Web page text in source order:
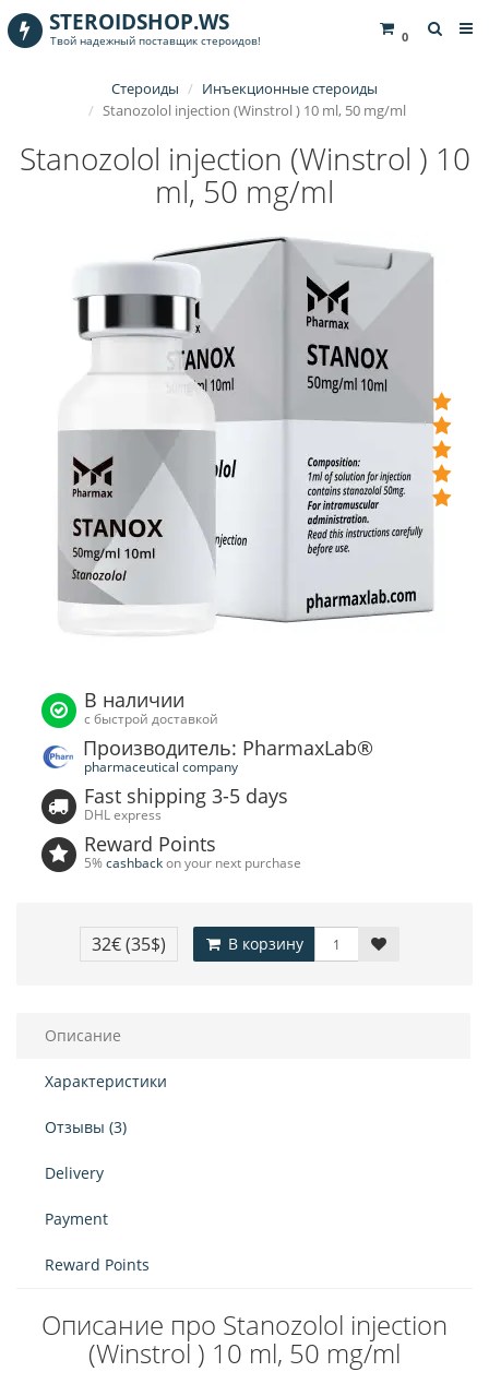
0
STEROIDSHOP.WS
Твой надежный поставщик стероидов!
Стероиды
Инъекционные стероиды
Stanozolol injection (Winstrol ) 10 ml, 50 mg/ml
Stanozolol injection (Winstrol ) 10
ml, 50 mg/ml
В наличии
с быстрой доставкой
Производитель: PharmaxLab®
pharmaceutical company
Fast shipping 3-5 days
DHL express
Reward Points
5%cashbackon your next purchase
32€(35$) В корзину
Описание
Характеристики
Отзывы (3)
Delivery
Payment
Reward Points
Описание про Stanozolol injection
(Winstrol ) 10 ml, 50 mg/ml